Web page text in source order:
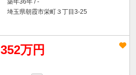
埼玉県朝霞市栄町３丁目3-25
352万円